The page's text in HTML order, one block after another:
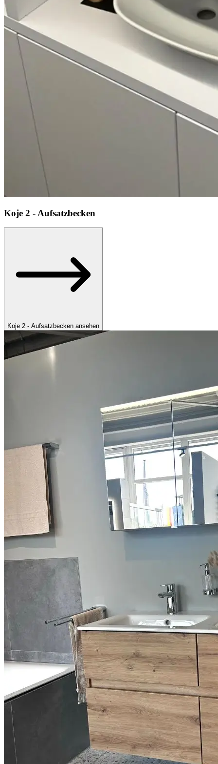
Koje 2 - Aufsatzbecken
Koje 2 - Aufsatzbecken ansehen